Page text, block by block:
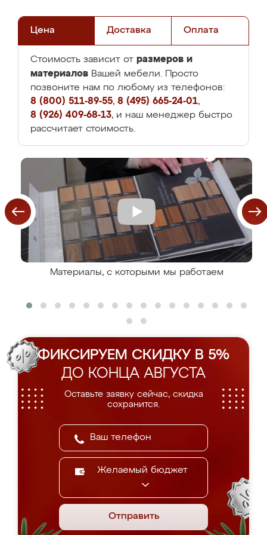
Цена Доставка Оплата
Стоимость зависит от размеров и
материалов Вашей мебели. Просто
позвоните нам по любому из телефонов:
8 (800) 511-89-55, 8 (495) 665-24-01,
8 (926) 409-68-13, и наш менеджер быстро
рассчитает стоимость.
Материалы, с которыми мы работаем
ФИКСИРУЕМ СКИДКУ В 5%
ДО КОНЦА АВГУСТА
Оставьте заявку сейчас, скидка
сохранится.
Желаемый бюджет
Отправить